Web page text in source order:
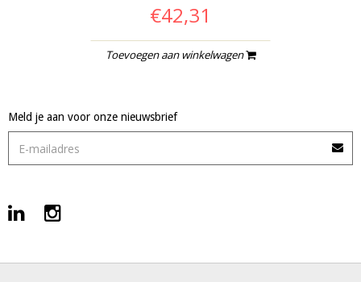
€42,31
Toevoegen aan winkelwagen
Meld je aan voor onze nieuwsbrief